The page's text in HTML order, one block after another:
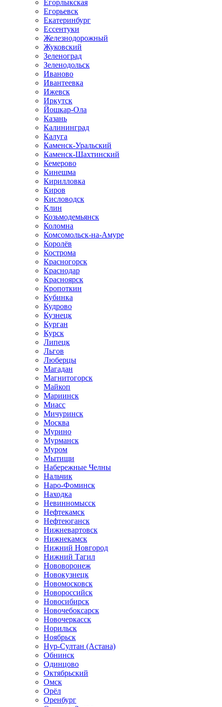
Егорлыкская
Егорьевск
Екатеринбург
Ессентуки
Железнодорожный
Жуковский
Зеленоград
Зеленодольск
Иваново
Ивантеевка
Ижевск
Иркутск
Йошкар-Ола
Казань
Калининград
Калуга
Каменск-Уральский
Каменск-Шахтинский
Кемерово
Кинешма
Кирилловка
Киров
Кисловодск
Клин
Козьмодемьянск
Коломна
Комсомольск-на-Амуре
Королёв
Кострома
Красногорск
Краснодар
Красноярск
Кропоткин
Кубинка
Кудрово
Кузнецк
Курган
Курск
Липецк
Льгов
Люберцы
Магадан
Магнитогорск
Майкоп
Мариинск
Миасс
Мичуринск
Москва
Мурино
Мурманск
Муром
Мытищи
Набережные Челны
Нальчик
Наро-Фоминск
Находка
Невинномысск
Нефтекамск
Нефтеюганск
Нижневартовск
Нижнекамск
Нижний Новгород
Нижний Тагил
Нововоронеж
Новокузнецк
Новомосковск
Новороссийск
Новосибирск
Новочебоксарск
Новочеркасск
Норильск
Ноябрьск
Нур-Султан (Астана)
Обнинск
Одинцово
Октябрьский
Омск
Орёл
Оренбург